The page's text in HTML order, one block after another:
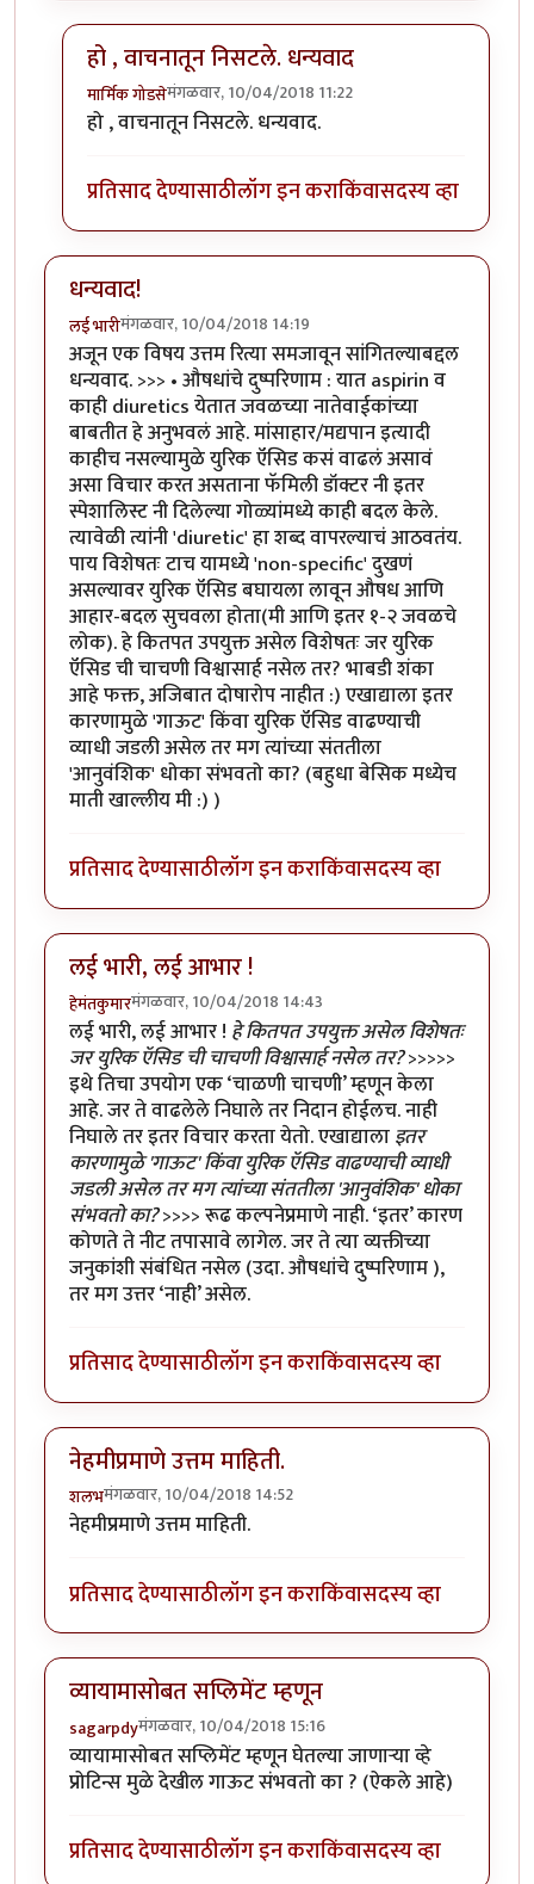
हो , वाचनातून निसटले. धन्यवाद
मार्मिक गोडसेमंगळवार, 10/04/2018 11:22
In reply to@ मार्मिक ,byहेमंतकुमार
हो , वाचनातून निसटले. धन्यवाद.
प्रतिसाद देण्यासाठीलॉग इन कराकिंवासदस्य व्हा
धन्यवाद!
लई भारीमंगळवार, 10/04/2018 14:19
अजून एक विषय उत्तम रित्या समजावून सांगितल्याबद्दल
धन्यवाद. >>> • औषधांचे दुष्परिणाम : यात aspirin व
काही diuretics येतात जवळच्या नातेवाईकांच्या
बाबतीत हे अनुभवलं आहे. मांसाहार/मद्यपान इत्यादी
काहीच नसल्यामुळे युरिक ऍसिड कसं वाढलं असावं
असा विचार करत असताना फॅमिली डॉक्टर नी इतर
स्पेशालिस्ट नी दिलेल्या गोळ्यांमध्ये काही बदल केले.
त्यावेळी त्यांनी 'diuretic' हा शब्द वापरल्याचं आठवतंय.
पाय विशेषतः टाच यामध्ये 'non-specific' दुखणं
असल्यावर युरिक ऍसिड बघायला लावून औषध आणि
आहार-बदल सुचवला होता(मी आणि इतर १-२ जवळचे
लोक). हे कितपत उपयुक्त असेल विशेषतः जर युरिक
ऍसिड ची चाचणी विश्वासार्ह नसेल तर? भाबडी शंका
आहे फक्त, अजिबात दोषारोप नाहीत :) एखाद्याला इतर
कारणामुळे 'गाऊट' किंवा युरिक ऍसिड वाढण्याची
व्याधी जडली असेल तर मग त्यांच्या संततीला
'आनुवंशिक' धोका संभवतो का? (बहुधा बेसिक मध्येच
माती खाल्लीय मी :) )
प्रतिसाद देण्यासाठीलॉग इन कराकिंवासदस्य व्हा
लई भारी, लई आभार !
हेमंतकुमारमंगळवार, 10/04/2018 14:43
लई भारी, लई आभार ! हे कितपत उपयुक्त असेल विशेषतः
जर युरिक ऍसिड ची चाचणी विश्वासार्ह नसेल तर?>>>>>
इथे तिचा उपयोग एक ‘चाळणी चाचणी’ म्हणून केला
आहे. जर ते वाढलेले निघाले तर निदान होईलच. नाही
निघाले तर इतर विचार करता येतो. एखाद्यालाइतर
कारणामुळे 'गाऊट' किंवा युरिक ऍसिड वाढण्याची व्याधी
जडली असेल तर मग त्यांच्या संततीला 'आनुवंशिक' धोका
संभवतो का?>>>> रूढ कल्पनेप्रमाणे नाही. ‘इतर’ कारण
कोणते ते नीट तपासावे लागेल. जर ते त्या व्यक्तीच्या
जनुकांशी संबंधित नसेल (उदा. औषधांचे दुष्परिणाम ),
तर मग उत्तर ‘नाही’ असेल.
प्रतिसाद देण्यासाठीलॉग इन कराकिंवासदस्य व्हा
नेहमीप्रमाणे उत्तम माहिती.
शलभमंगळवार, 10/04/2018 14:52
नेहमीप्रमाणे उत्तम माहिती.
प्रतिसाद देण्यासाठीलॉग इन कराकिंवासदस्य व्हा
व्यायामासोबत सप्लिमेंट म्हणून
sagarpdyमंगळवार, 10/04/2018 15:16
व्यायामासोबत सप्लिमेंट म्हणून घेतल्या जाणाऱ्या व्हे
प्रोटिन्स मुळे देखील गाऊट संभवतो का ? (ऐकले आहे)
प्रतिसाद देण्यासाठीलॉग इन कराकिंवासदस्य व्हा